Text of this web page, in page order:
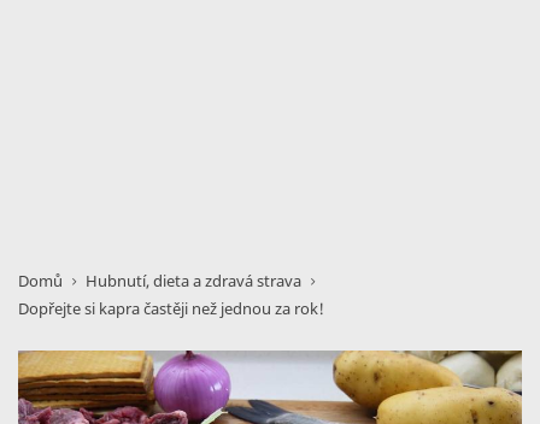
Domů
Hubnutí, dieta a zdravá strava
Dopřejte si kapra častěji než jednou za rok!